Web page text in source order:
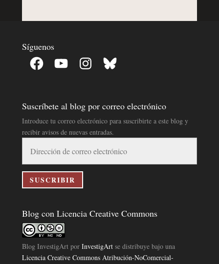
Síguenos
Facebook YouTube InstagramBluesky
Suscríbete al blog por correo electrónico
Introduce tu correo electrónico para suscribirte a este blog y
recibir avisos de nuevas entradas.
correo
electrónico
SUSCRIBIR
Blog con Licencia Creative Commons
Blog InvestigArtpor InvestigArtse distribuye bajo una
Licencia Creative Commons Atribución-NoComercial-